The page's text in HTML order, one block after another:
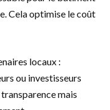
Cela optimise le coût
locaux :
ou investisseurs
mais